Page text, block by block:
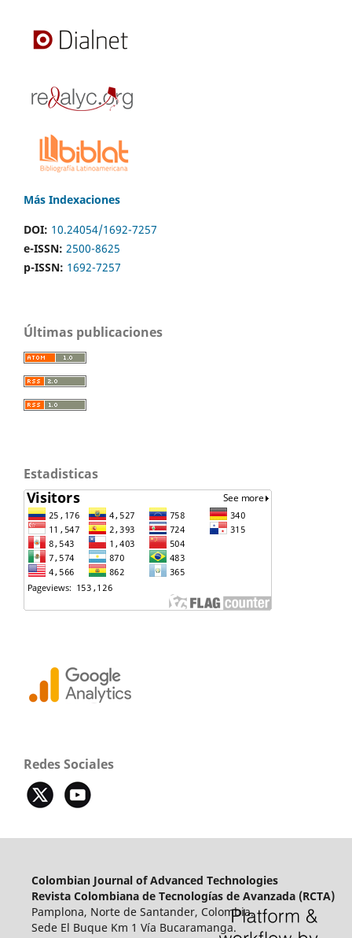
Más Indexaciones
DOI: 10.24054/1692-7257
e-ISSN: 2500-8625
p-ISSN: 1692-7257
Últimas publicaciones
Estadisticas
Redes Sociales
Colombian Journal of Advanced Technologies
Revista Colombiana de Tecnologías de Avanzada (RCTA)
Pamplona, Norte de Santander, Colombia.
Sede El Buque Km 1 Vía Bucaramanga.